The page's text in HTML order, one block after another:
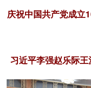
庆祝中国共产党成立
习近平李强赵乐际